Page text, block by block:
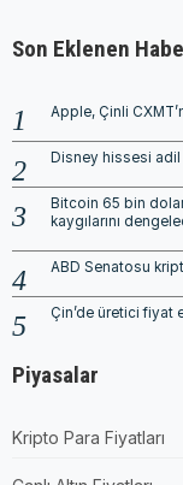
Son Eklenen
Apple, Çinli
Disney hissesi
Bitcoin 65 bin
kaygılarını
ABD Senatosu
Çin’de üretici fiyat
Piyasalar
Kripto Para Fiyatları